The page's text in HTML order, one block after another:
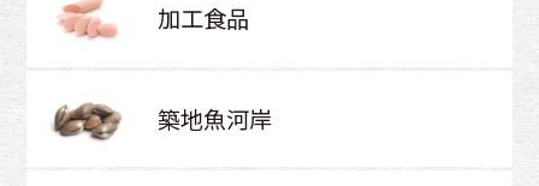
加工食品
築地魚河岸